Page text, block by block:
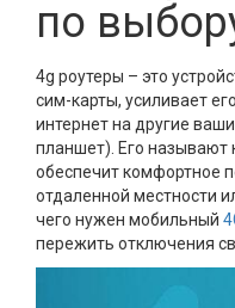
по
4g роутеры – это
сим-карты, усиливает
интернет на другие
планшет). Его
обеспечит комфортное
отдаленной местности
чего нужен мобильный
пережить отключения